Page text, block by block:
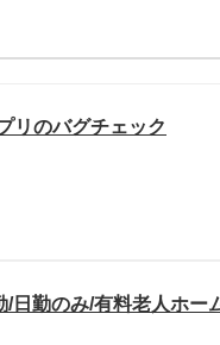
リのバグチェック
日勤のみ/有料老人ホー